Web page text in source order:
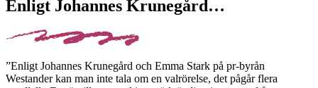
Enligt Johannes Krunegård…
”Enligt Johannes Krunegård och Emma Stark på pr-byrån
Westander kan man inte tala om en valrörelse, det pågår flera